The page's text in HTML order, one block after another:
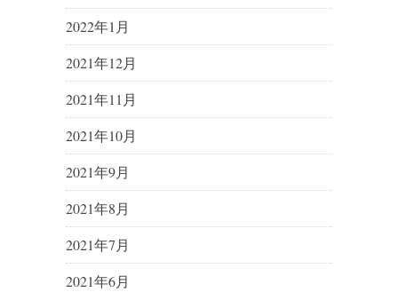
2022年1月
2021年12月
2021年11月
2021年10月
2021年9月
2021年8月
2021年7月
2021年6月